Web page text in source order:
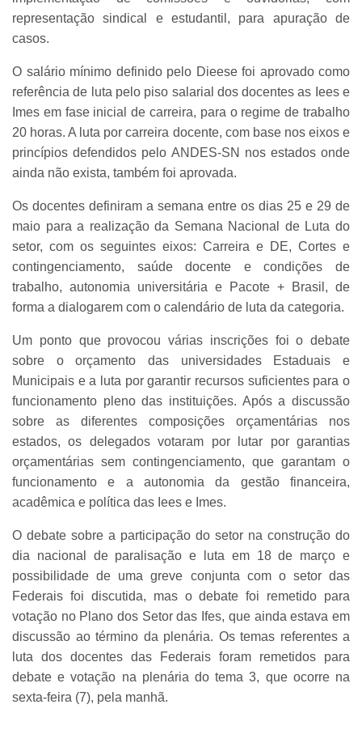
representação sindical e estudantil, para apuração de
casos.
O salário mínimo definido pelo Dieese foi aprovado como
referência de luta pelo piso salarial dos docentes as Iees e
Imes em fase inicial de carreira, para o regime de trabalho
20 horas. A luta por carreira docente, com base nos eixos e
princípios defendidos pelo ANDES-SN nos estados onde
ainda não exista, também foi aprovada.
Os docentes definiram a semana entre os dias 25 e 29 de
maio para a realização da Semana Nacional de Luta do
setor, com os seguintes eixos: Carreira e DE, Cortes e
contingenciamento, saúde docente e condições de
trabalho, autonomia universitária e Pacote + Brasil, de
forma a dialogarem com o calendário de luta da categoria.
Um ponto que provocou várias inscrições foi o debate
sobre o orçamento das universidades Estaduais e
Municipais e a luta por garantir recursos suficientes para o
funcionamento pleno das instituições. Após a discussão
sobre as diferentes composições orçamentárias nos
estados, os delegados votaram por lutar por garantias
orçamentárias sem contingenciamento, que garantam o
funcionamento e a autonomia da gestão financeira,
acadêmica e política das Iees e Imes.
O debate sobre a participação do setor na construção do
dia nacional de paralisação e luta em 18 de março e
possibilidade de uma greve conjunta com o setor das
Federais foi discutida, mas o debate foi remetido para
votação no Plano dos Setor das Ifes, que ainda estava em
discussão ao término da plenária. Os temas referentes a
luta dos docentes das Federais foram remetidos para
debate e votação na plenária do tema 3, que ocorre na
sexta-feira (7), pela manhã.